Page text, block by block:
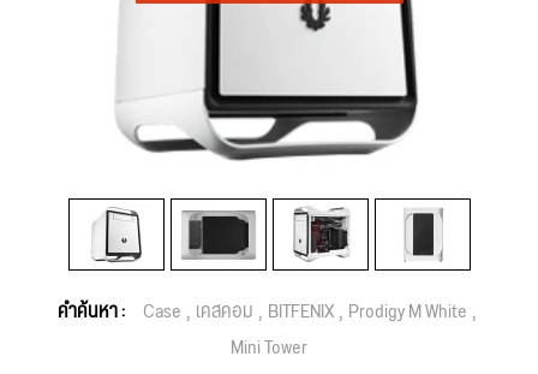
คำค้นหา : Case เคสคอม BITFENIX Prodigy M White
Mini Tower